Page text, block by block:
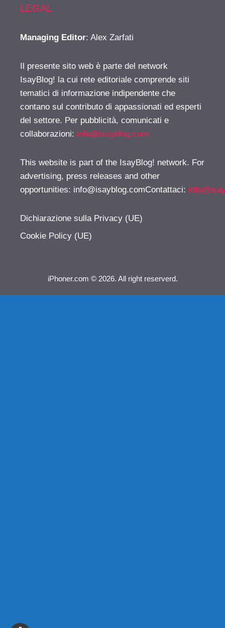
LEGAL
Managing Editor: Alex Zarfati
Il presente sito web è parte del network
IsayBlog! la cui rete editoriale comprende siti
tematici di informazione indipendente che
contano sul contributo di appassionati ed esperti
del settore. Per pubblicità, comunicati e
collaborazioni: info@isayblog.com
This website is part of the IsayBlog! network. For
advertising, press releases and other
opportunities: info@isayblog.comContattaci:
Dichiarazione sulla Privacy (UE)
Cookie Policy (UE)
iPhoner.com © 2026. All right reserverd.